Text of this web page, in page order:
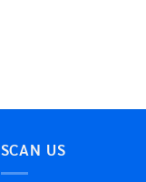
SCAN US